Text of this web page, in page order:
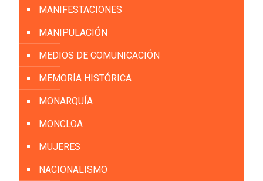
MANIFESTACIONES
MANIPULACIÓN
MEDIOS DE COMUNICACIÓN
MEMORÍA HISTÓRICA
MONARQUÍA
MONCLOA
MUJERES
NACIONALISMO